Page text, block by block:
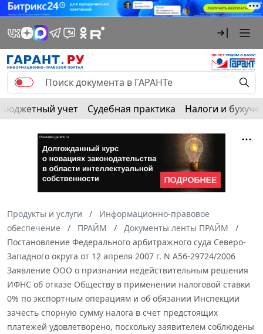
Бюджетный учет Судебная практика Налоги и
Продукты и услуги
Информационно-правовое
обеспечение
ПРАЙМ
Документы ленты ПРАЙМ
Постановление Федерального арбитражного суда Северо-
Западного округа от 12 апреля 2007 г. N А56-29724/2006
Заявление ООО о признании недействительным решения
ИФНС об отказе Обществу в применении налоговой ставки
0% по экспортным операциям и об обязании Инспекции
зачесть спорную сумму налога в счет предстоящих
платежей удовлетворено, поскольку заявителем соблюдены